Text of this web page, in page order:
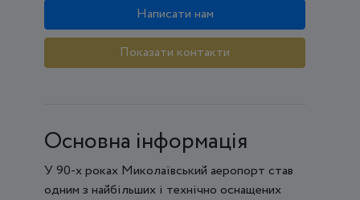
Написати нам
Показати контакти
Основна інформація
У 90-х роках Миколаївський аеропорт став
одним з найбільших і технічно оснащених